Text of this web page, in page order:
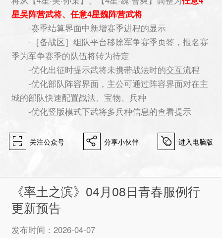
星吴阵营武将、任意4星魏阵营武将
-赛季结算界面中新增赛季进程的显示
-［备战区］组队平台移除军争赛季页签，报名赛
季为军争赛季的队伍将转为待定
-优化出征时提示武将未携带战法时的交互流程
-优化部队阵容界面，主公可通过阵容界面对在主
城的部队快速配置战法、宝物、兵种
-优化竖版模式下武将多兵种信息的查看提示
򰀁 关注公众号 򰀂 分享小伙伴 򰀄 进入电脑版
《率土之滨》04月08日青春服例行
更新预告
发布时间：2026-04-07